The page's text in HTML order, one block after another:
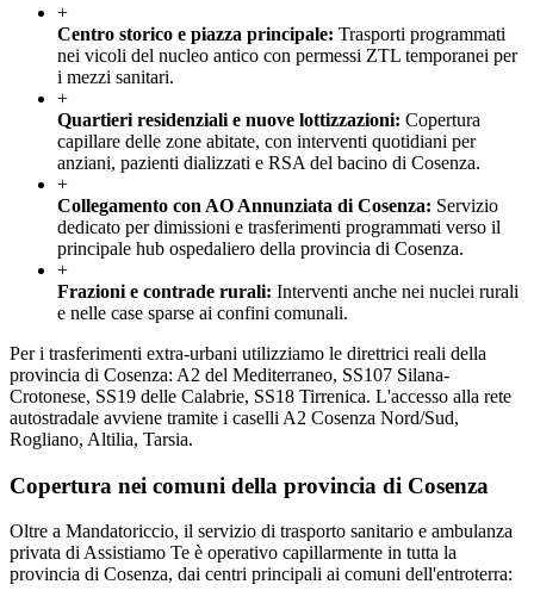
+
Centro storico e piazza principale: Trasporti programmati
nei vicoli del nucleo antico con permessi ZTL temporanei per
i mezzi sanitari.
+
Quartieri residenziali e nuove lottizzazioni: Copertura
capillare delle zone abitate, con interventi quotidiani per
anziani, pazienti dializzati e RSA del bacino di Cosenza.
+
Collegamento con AO Annunziata di Cosenza: Servizio
dedicato per dimissioni e trasferimenti programmati verso il
principale hub ospedaliero della provincia di Cosenza.
+
Frazioni e contrade rurali: Interventi anche nei nuclei rurali
e nelle case sparse ai confini comunali.
Per i trasferimenti extra-urbani utilizziamo le direttrici reali della
provincia di Cosenza: A2 del Mediterraneo, SS107 Silana-
Crotonese, SS19 delle Calabrie, SS18 Tirrenica. L'accesso alla rete
autostradale avviene tramite i caselli A2 Cosenza Nord/Sud,
Rogliano, Altilia, Tarsia.
Copertura nei comuni della provincia di Cosenza
Oltre a Mandatoriccio, il servizio di trasporto sanitario e ambulanza
privata di Assistiamo Te è operativo capillarmente in tutta la
provincia di Cosenza, dai centri principali ai comuni dell'entroterra: